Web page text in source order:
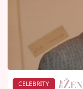
CELEBRITY